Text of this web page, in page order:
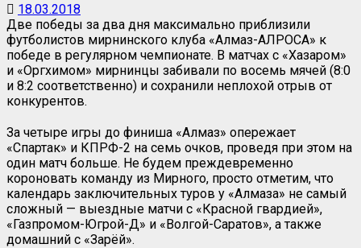
18.03.2018
Две победы за два дня максимально приблизили
футболистов мирнинского клуба «Алмаз-АЛРОСА» к
победе в регулярном чемпионате. В матчах с «Хазаром»
и «Оргхимом» мирнинцы забивали по восемь мячей (8:0
и 8:2 соответственно) и сохранили неплохой отрыв от
конкурентов.
За четыре игры до финиша «Алмаз» опережает
«Спартак» и КПРФ-2 на семь очков, проведя при этом на
один матч больше. Не будем преждевременно
короновать команду из Мирного, просто отметим, что
календарь заключительных туров у «Алмаза» не самый
сложный — выездные матчи с «Красной гвардией»,
«Газпромом-Югрой-Д» и «Волгой-Саратов», а также
домашний с «Зарёй».